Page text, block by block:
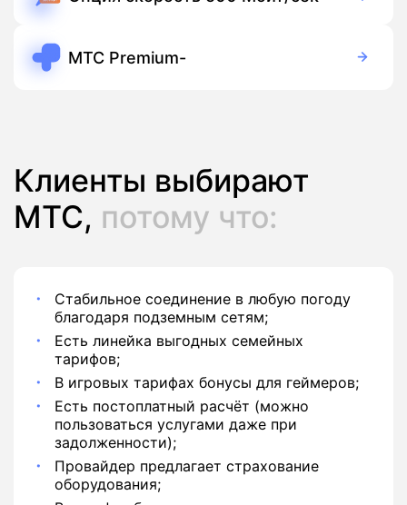
Подписка
МТС Premium-
Клиенты выбирают
МТС, потому что:
Стабильное соединение в любую погоду
благодаря подземным сетям;
Есть линейка выгодных семейных
тарифов;
В игровых тарифах бонусы для геймеров;
Есть постоплатный расчёт (можно
пользоваться услугами даже при
задолженности);
Провайдер предлагает страхование
оборудования;